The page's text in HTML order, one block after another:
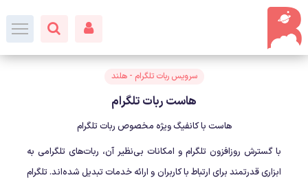
سرویس ربات تلگرام - هلند
هاست ربات تلگرام
هاست با کانفیگ ویژه مخصوص ربات تلگرام
با گسترش روزافزون تلگرام و امکانات بی‌نظیر آن، ربات‌های تلگرامی به
ابزاری قدرتمند برای ارتباط با کاربران و ارائه خدمات تبدیل شده‌اند. تلگرام